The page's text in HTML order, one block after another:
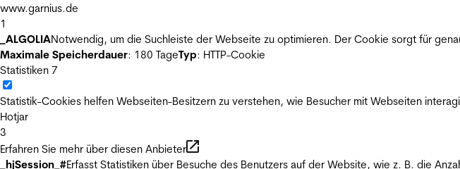
www.garnius.de
1
_ALGOLIANotwendig, um die Suchleiste der Webseite zu optimieren. Der Cookie sorgt für
Maximale Speicherdauer: 180 TageTyp: HTTP-Cookie
Statistiken 7
Statistik-Cookies helfen Webseiten-Besitzern zu verstehen, wie Besucher mit Webseiten
Hotjar
3
Erfahren Sie mehr über diesen Anbieter
_hjSession_#Erfasst Statistiken über Besuche des Benutzers auf der Website, wie z. B. die